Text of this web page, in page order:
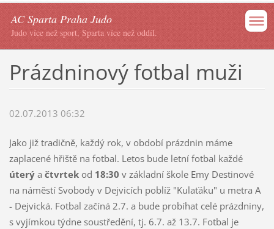
AC Sparta Praha Judo
Judo více než sport, Sparta více než oddíl.
Prázdninový fotbal muži
02.07.2013 06:32
Jako již tradičně, každý rok, v období prázdnin máme
zaplacené hřiště na fotbal. Letos bude letní fotbal každé
úterýa čtvrtekod 18:30 v základní škole Emy Destinové
na náměstí Svobody v Dejvicích poblíž "Kulaťáku" u metra A
- Dejvická. Fotbal začíná 2.7. a bude probíhat celé prázdniny,
s vyjímkou týdne soustředění, tj. 6.7. až 13.7. Fotbal je